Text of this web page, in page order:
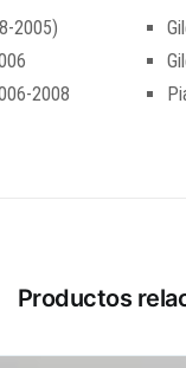
2005)
2008
Productos